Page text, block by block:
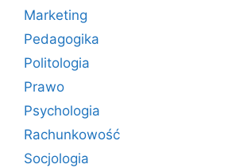
Marketing
Pedagogika
Politologia
Prawo
Psychologia
Rachunkowość
Socjologia